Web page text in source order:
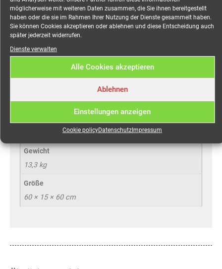
möglicherweise mit weiteren Daten zusammen, die Sie ihnen bereitgestellt
haben oder die sie im Rahmen Ihrer Nutzung der Dienste gesammelt haben.
Sie können Cookies akzeptieren oder ablehnen und diese Entscheidung auch
später jederzeit widerrufen.
Dienste verwalten
Alle Cookies akzeptieren
Ablehnen
Einstellungen anzeigen
Cookie policyDatenschutzImpressum
Zusätzliche Information
Zusätzliche Information
Gewicht
13,3 kg
Größe
60 × 15 × 60 cm